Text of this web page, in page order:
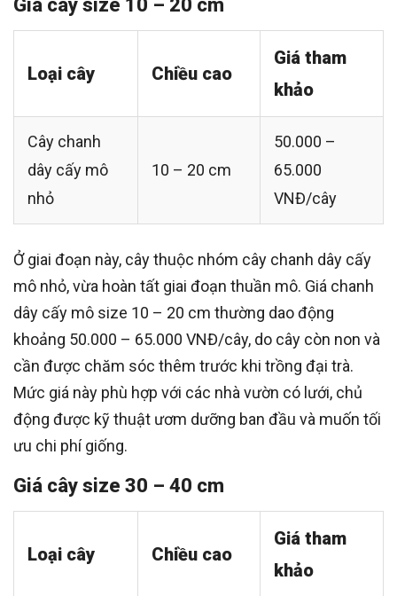
Giá cây size 10 – 20 cm
Loại cây Chiều cao
Giá tham
khảo
Cây chanh
dây cấy mô
nhỏ
10 – 20 cm
50.000 –
65.000
VNĐ/cây
Ở giai đoạn này, cây thuộc nhóm cây chanh dây cấy
mô nhỏ, vừa hoàn tất giai đoạn thuần mô. Giá chanh
dây cấy mô size 10 – 20 cm thường dao động
khoảng 50.000 – 65.000 VNĐ/cây, do cây còn non và
cần được chăm sóc thêm trước khi trồng đại trà.
Mức giá này phù hợp với các nhà vườn có lưới, chủ
động được kỹ thuật ươm dưỡng ban đầu và muốn tối
ưu chi phí giống.
Giá cây size 30 – 40 cm
Loại cây Chiều cao
Giá tham
khảo